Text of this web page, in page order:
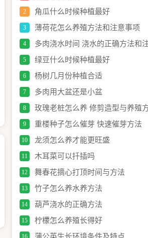
2 角瓜什么时候种植最好
3 薄荷花怎么养殖方法和注意事项
4 多肉浇水时间 浇水的正确方法和
5 绿豆什么时候种植最好
6 杨树几月份种植合适
7 多肉用大盆还是小盆
8 玫瑰老桩怎么养 修剪造型与养殖
9 重楼种子怎么催芽 快速催芽方法
10 龙须怎么养才能更旺盛
11 木耳菜可以扦插吗
12 舞春花摘心打顶时间与方法
13 竹子怎么养水养方法
14 葫芦浇水的正确方法
15 柠檬怎么养殖长得好
16 蒲公英生长环境条件及特点